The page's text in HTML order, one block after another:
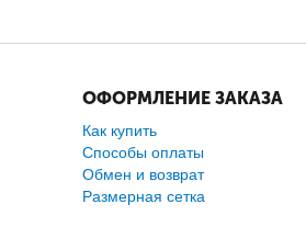
ОФОРМЛЕНИЕ ЗАКАЗА
Как купить
Способы оплаты
Обмен и возврат
Размерная сетка